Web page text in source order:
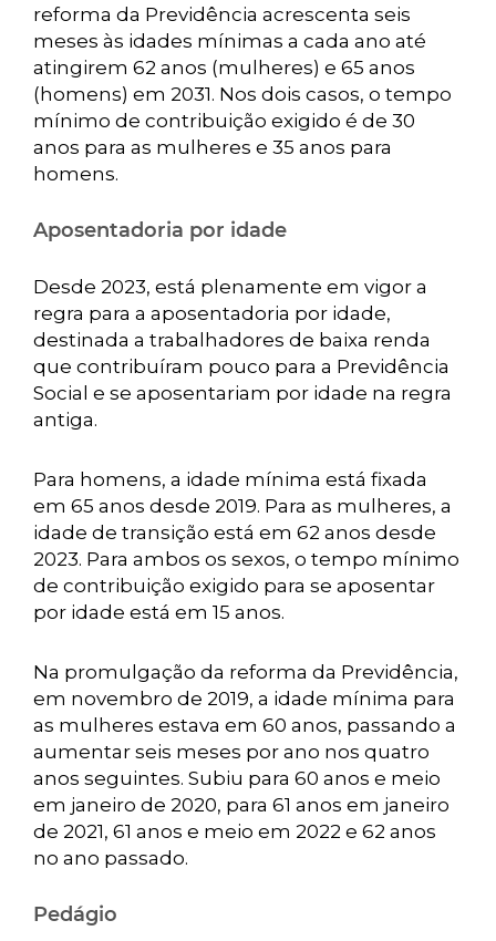
reforma da Previdência acrescenta seis
meses às idades mínimas a cada ano até
atingirem 62 anos (mulheres) e 65 anos
(homens) em 2031. Nos dois casos, o tempo
mínimo de contribuição exigido é de 30
anos para as mulheres e 35 anos para
homens.
Aposentadoria por idade
Desde 2023, está plenamente em vigor a
regra para a aposentadoria por idade,
destinada a trabalhadores de baixa renda
que contribuíram pouco para a Previdência
Social e se aposentariam por idade na regra
antiga.
Para homens, a idade mínima está fixada
em 65 anos desde 2019. Para as mulheres, a
idade de transição está em 62 anos desde
2023. Para ambos os sexos, o tempo mínimo
de contribuição exigido para se aposentar
por idade está em 15 anos.
Na promulgação da reforma da Previdência,
em novembro de 2019, a idade mínima para
as mulheres estava em 60 anos, passando a
aumentar seis meses por ano nos quatro
anos seguintes. Subiu para 60 anos e meio
em janeiro de 2020, para 61 anos em janeiro
de 2021, 61 anos e meio em 2022 e 62 anos
no ano passado.
Pedágio